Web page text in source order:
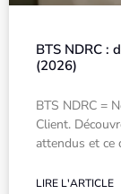
BTS NDRC :
(2026)
BTS NDRC =
Client.
attendus et ce
LIRE L'ARTICLE